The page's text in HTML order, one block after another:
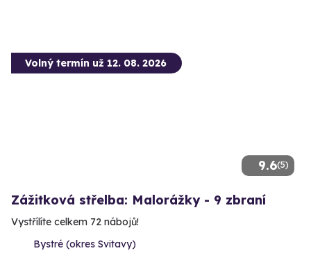
9.6(5)
Volný termín už 12. 08. 2026
Zážitková střelba: Malorážky - 9 zbraní
Vystřílíte celkem 72 nábojů!
Bystré (okres Svitavy)